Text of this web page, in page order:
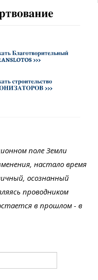
поле Земли
настало время
осознанный
проводником
в прошлом - в